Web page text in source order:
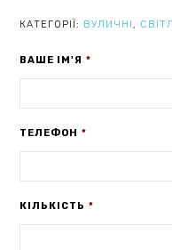
КАТЕГОРІЇ: ВУЛИЧНІ,
ВАШЕ ІМ'Я *
ТЕЛЕФОН *
КІЛЬКІСТЬ *